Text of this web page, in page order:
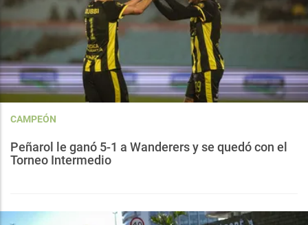
CAMPEÓN
Peñarol le ganó 5-1 a Wanderers y se quedó con el
Torneo Intermedio